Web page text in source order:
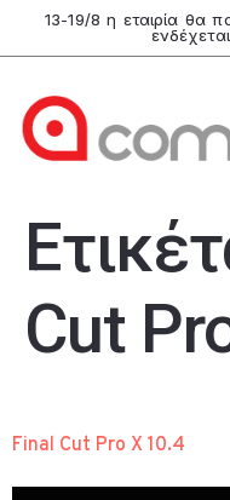
13-19/8 η εταιρία θα
Cut
Final Cut Pro X 10.4